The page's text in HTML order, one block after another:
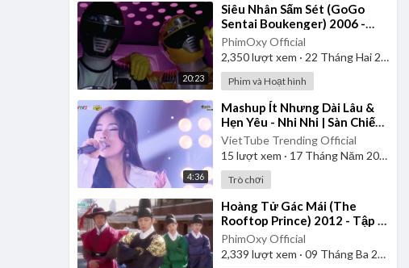
20:23
⁣Siêu Nhân Sấm Sét (GoGo
Sentai Boukenger) 2006 -
Tập 1 | Thuyết Minh
PhimOxy Official
2,350lượt xem · 22 Tháng Hai 2025
Phim và Hoạt hình
4:36
⁣Mashup Ít Nhưng Dài Lâu &
Hẹn Yêu - Nhi Nhi | Sàn Chiến
Giọng Hát - Tập 8
VietTube Trending Official
15 lượt xem · 17 Tháng Năm 2026
Trò chơi
⁣Hoàng Tử Gác Mái (The
Rooftop Prince) 2012 - Tập 1
| Lồng Tiếng
PhimOxy Official
2,339 lượt xem · 09 Tháng Ba 2025